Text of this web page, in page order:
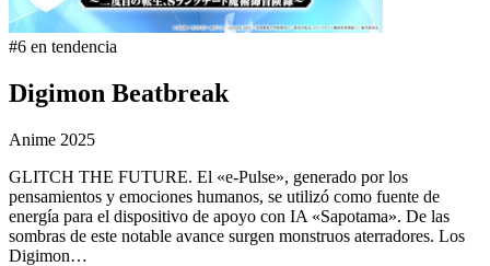
#6 en tendencia
Digimon Beatbreak
Anime 2025
GLITCH THE FUTURE. El «e-Pulse», generado por los
pensamientos y emociones humanos, se utilizó como fuente de
energía para el dispositivo de apoyo con IA «Sapotama». De las
sombras de este notable avance surgen monstruos aterradores. Los
Digimon…